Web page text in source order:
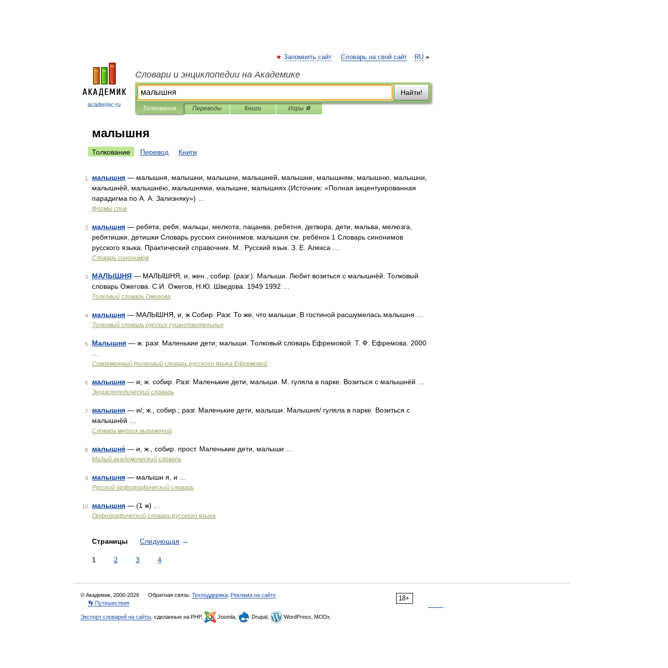
academic.ru
RU
Запомнить сайт Словарь на свой сайт
Словари и энциклопедии на Академике
Найти!
Толкования Переводы Книги Игры ⚽
малышня
Толкование Перевод Книги
1 малышня — малышня, малышни, малышни, малышней, малышне, малышням, малышню, малышни,
малышнёй, малышнёю, малышнями, малышне, малышнях (Источник: «Полная акцентуированная
парадигма по А. А. Зализняку») …
Формы слов
2 малышня — ребята, ребя, мальцы, мелкота, пацанва, ребятня, детвора, дети, мальва, мелюзга,
ребятишки, детишки Словарь русских синонимов. малышня см. ребёнок 1 Словарь синонимов
русского языка. Практический справочник. М.: Русский язык. З. Е. Алекса …
Словарь синонимов
3 МАЛЫШНЯ — МАЛЫШНЯ, и, жен., собир. (разг.). Малыши. Любит возиться с малышнёй. Толковый
словарь Ожегова. С.И. Ожегов, Н.Ю. Шведова. 1949 1992 …
Толковый словарь Ожегова
4 малышня — МАЛЫШНЯ, и, ж Собир. Разг. То же, что малыши. В гостиной расшумелась малышня …
Толковый словарь русских существительных
5 Малышня — ж. разг. Маленькие дети; малыши. Толковый словарь Ефремовой. Т. Ф. Ефремова. 2000
Современный толковый словарь русского языка Ефремовой
6 малышня — и; ж. собир. Разг. Маленькие дети, малыши. М. гуляла в парке. Возиться с малышнёй …
Энциклопедический словарь
7 малышня — и/; ж., собир.; разг. Маленькие дети, малыши. Малышня/ гуляла в парке. Возиться с
малышнёй …
Словарь многих выражений
8 малышня́ — и, ж., собир. прост. Маленькие дети, малыши …
Малый академический словарь
9 малышня — малышн я, и …
Русский орфографический словарь
10 малышня — (1 ж) …
Орфографический словарь русского языка
Страницы Следующая →
1 2 3 4
18+
© Академик, 2000-2026 Обратная связь: Техподдержка Реклама на сайте
👣 Путешествия
Экспорт словарей на сайты , сделанные на PHP, Joomla, Drupal, WordPress, MODx.